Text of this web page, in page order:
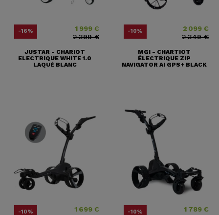
-16% 1 999 €
Prix ​​habituel
2 399 €
JUSTAR - CHARIOT
ELECTRIQUE WHITE 1.0
LAQUÉ BLANC
-10% 2 099 €
Prix ​​habituel
2 349 €
MGI - CHARTIOT
ÉLECTRIQUE ZIP
NAVIGATOR AI GPS+ BLACK
-10% 1 699 €
Prix ​​habituel -10% 1 789 €
Prix ​​habituel